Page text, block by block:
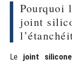
Pourquoi
joint
Le joint silicone